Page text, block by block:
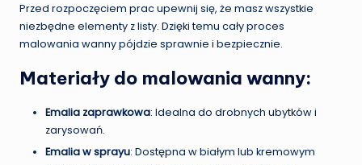
Przed rozpoczęciem prac upewnij się, że masz wszystkie
niezbędne elementy z listy. Dzięki temu cały proces
malowania wanny pójdzie sprawnie i bezpiecznie.
Materiały do malowania wanny:
Emalia zaprawkowa: Idealna do drobnych ubytków i
zarysowań.
Emalia w sprayu: Dostępna w białym lub kremowym